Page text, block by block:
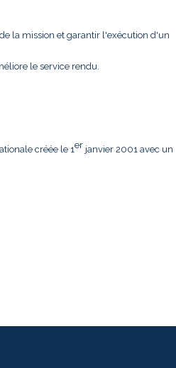
la mission et garantir l'exécution d'un
le service rendu.
créée le 1er janvier 2001 avec un